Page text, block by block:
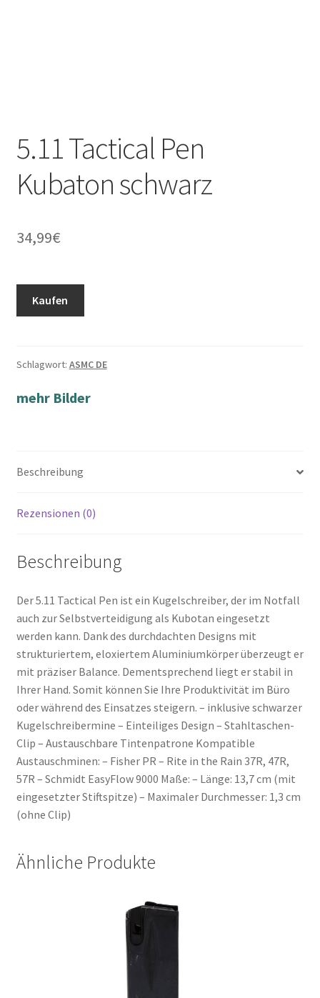
5.11 Tactical Pen
Kubaton schwarz
34,99€
Kaufen
Schlagwort: ASMC DE
mehr Bilder
Beschreibung
Rezensionen (0)
Beschreibung
Der 5.11 Tactical Pen ist ein Kugelschreiber, der im Notfall
auch zur Selbstverteidigung als Kubotan eingesetzt
werden kann. Dank des durchdachten Designs mit
strukturiertem, eloxiertem Aluminiumkörper überzeugt er
mit präziser Balance. Dementsprechend liegt er stabil in
Ihrer Hand. Somit können Sie Ihre Produktivität im Büro
oder während des Einsatzes steigern. – inklusive schwarzer
Kugelschreibermine – Einteiliges Design – Stahltaschen-
Clip – Austauschbare Tintenpatrone Kompatible
Austauschminen: – Fisher PR – Rite in the Rain 37R, 47R,
57R – Schmidt EasyFlow 9000 Maße: – Länge: 13,7 cm (mit
eingesetzter Stiftspitze) – Maximaler Durchmesser: 1,3 cm
(ohne Clip)
Ähnliche Produkte